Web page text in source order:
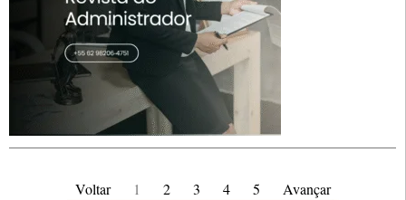
Voltar 1 2 3 4 5 Avançar